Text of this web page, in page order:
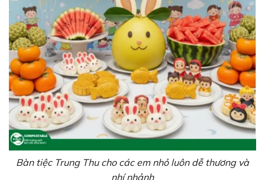
Bàn tiệc Trung Thu cho các em nhỏ luôn dễ thương và
nhí nhảnh